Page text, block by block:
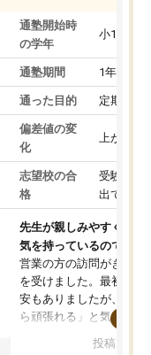
通塾開始時
の学年
小1
通塾期間 1年以上
通った目的 定期テス
偏差値の変
化
上がった
志望校の合
格
受験して
出ていな
先生が親しみやすく勉強
気を持っているので安心
営業の方の訪問がきっか
を受けました。最初は続
安もありましたが、子ど
ら頑張れる」と気に入り
ても分かりやすく、学
投稿日：